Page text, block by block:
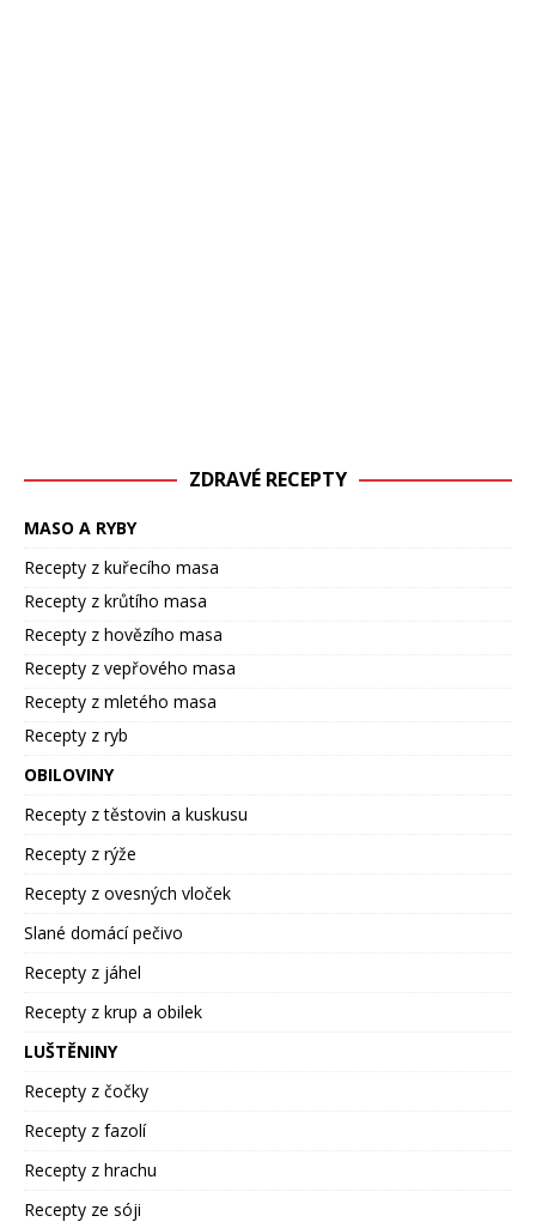
ZDRAVÉ RECEPTY
MASO A RYBY
Recepty z kuřecího masa
Recepty z krůtího masa
Recepty z hovězího masa
Recepty z vepřového masa
Recepty z mletého masa
Recepty z ryb
OBILOVINY
Recepty z těstovin a kuskusu
Recepty z rýže
Recepty z ovesných vloček
Slané domácí pečivo
Recepty z jáhel
Recepty z krup a obilek
LUŠTĚNINY
Recepty z čočky
Recepty z fazolí
Recepty z hrachu
Recepty ze sóji